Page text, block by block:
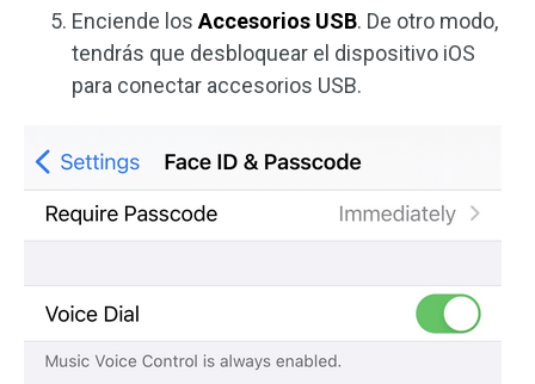
Enciende los Accesorios USB. De otro modo,
tendrás que desbloquear el dispositivo iOS
para conectar accesorios USB.